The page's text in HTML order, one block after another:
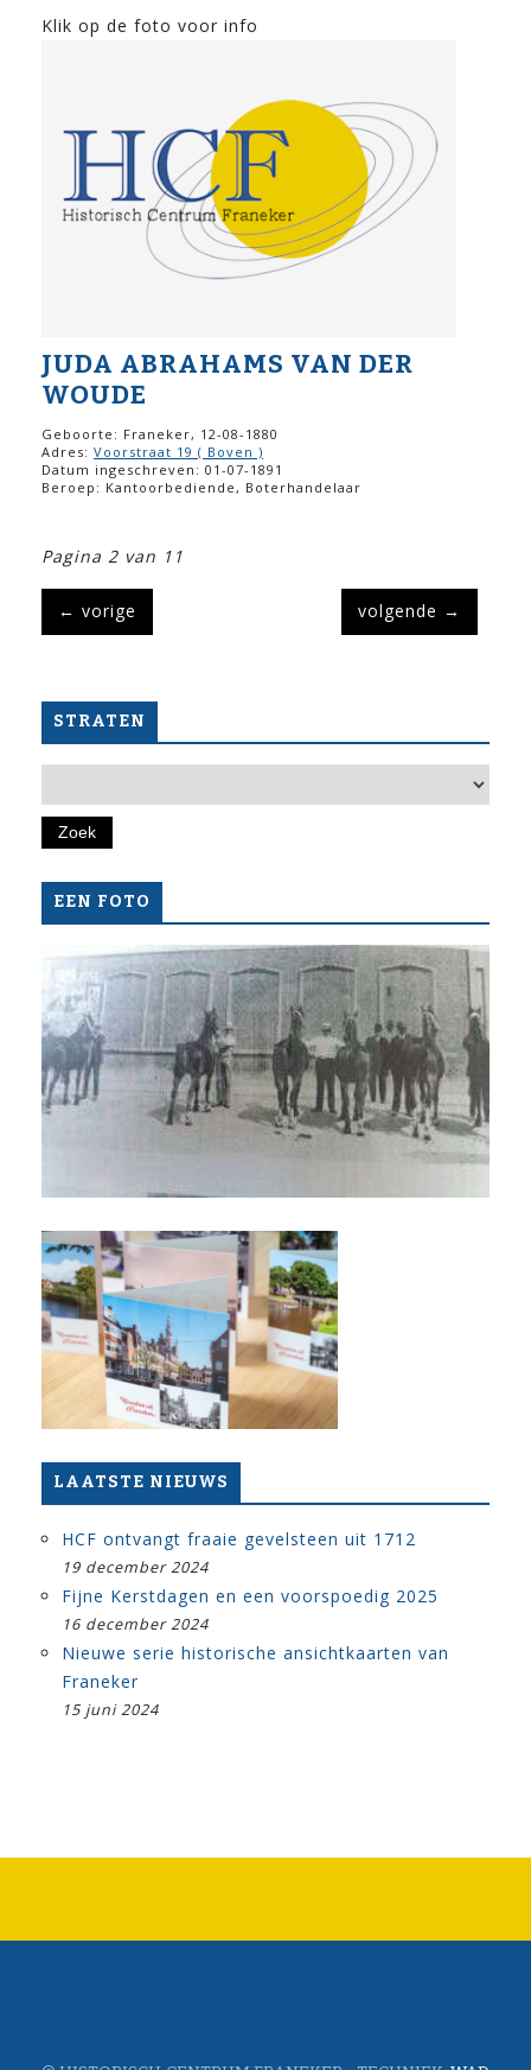
Klik op de foto voor info
JUDA ABRAHAMS VAN DER
WOUDE
Geboorte: Franeker, 12-08-1880
Adres: Voorstraat 19 ( Boven )
Datum ingeschreven: 01-07-1891
Beroep: Kantoorbediende, Boterhandelaar
Pagina 2 van 11
volgende →
← vorige
STRATEN
EEN FOTO
LAATSTE NIEUWS
HCF ontvangt fraaie gevelsteen uit 1712
19 december 2024
Fijne Kerstdagen en een voorspoedig 2025
16 december 2024
Nieuwe serie historische ansichtkaarten van
Franeker
15 juni 2024